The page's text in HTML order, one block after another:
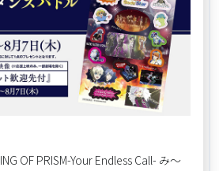
OF PRISM-Your Endless Call- み～